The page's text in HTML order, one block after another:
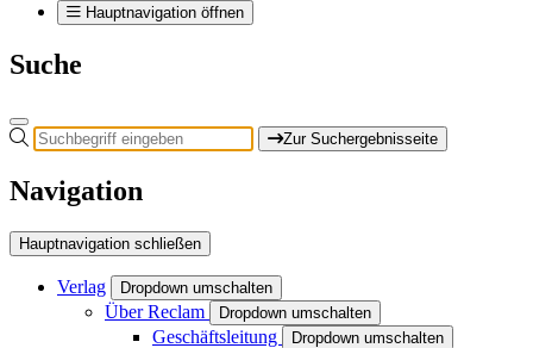
Hauptnavigation öffnen
Suche
Zur Suchergebnisseite
Navigation
Hauptnavigation schließen
Verlag Dropdown umschalten
Über Reclam Dropdown umschalten
Geschäftsleitung Dropdown umschalten